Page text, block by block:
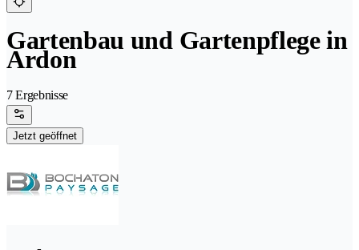
Gartenbau und Gartenpflege in
Ardon
7 Ergebnisse
Jetzt geöffnet